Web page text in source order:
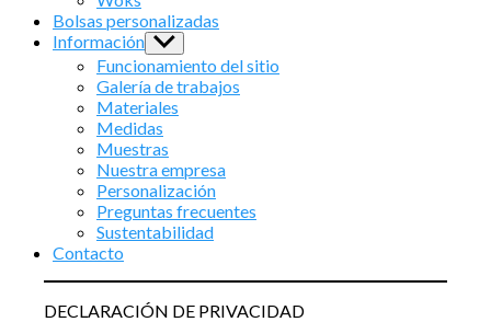
Bolsas personalizadas
Información Show
sub
menu
Funcionamiento del sitio
Galería de trabajos
Materiales
Medidas
Muestras
Nuestra empresa
Personalización
Preguntas frecuentes
Sustentabilidad
Contacto
DECLARACIÓN DE PRIVACIDAD